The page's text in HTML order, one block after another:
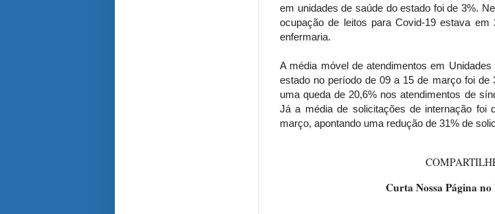
em unidades de saúde do estado foi de 3%.
ocupação de leitos para Covid-19 estava em
enfermaria.
A média móvel de atendimentos em
estado no período de 09 a 15 de março foi de
uma queda de 20,6% nos atendimentos de
Já a média de solicitações de internação foi
março, apontando uma redução de 31% de
Curta Nossa Página no